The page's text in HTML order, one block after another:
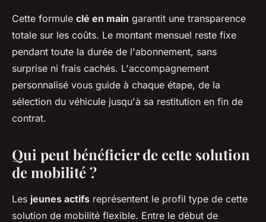
Cette formule clé en main garantit une transparence
totale sur les coûts. Le montant mensuel reste fixe
pendant toute la durée de l'abonnement, sans
surprise ni frais cachés. L'accompagnement
personnalisé vous guide à chaque étape, de la
sélection du véhicule jusqu'à sa restitution en fin de
contrat.
Qui peut bénéficier de cette solution
de mobilité ?
Les jeunes actifs représentent le profil type de cette
solution de mobilité flexible. Entre le début de